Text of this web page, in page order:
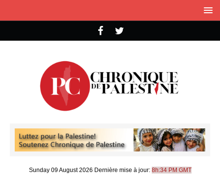
Sunday 09 August 2026 Dernière mise à jour: 8h:34 PM GMT